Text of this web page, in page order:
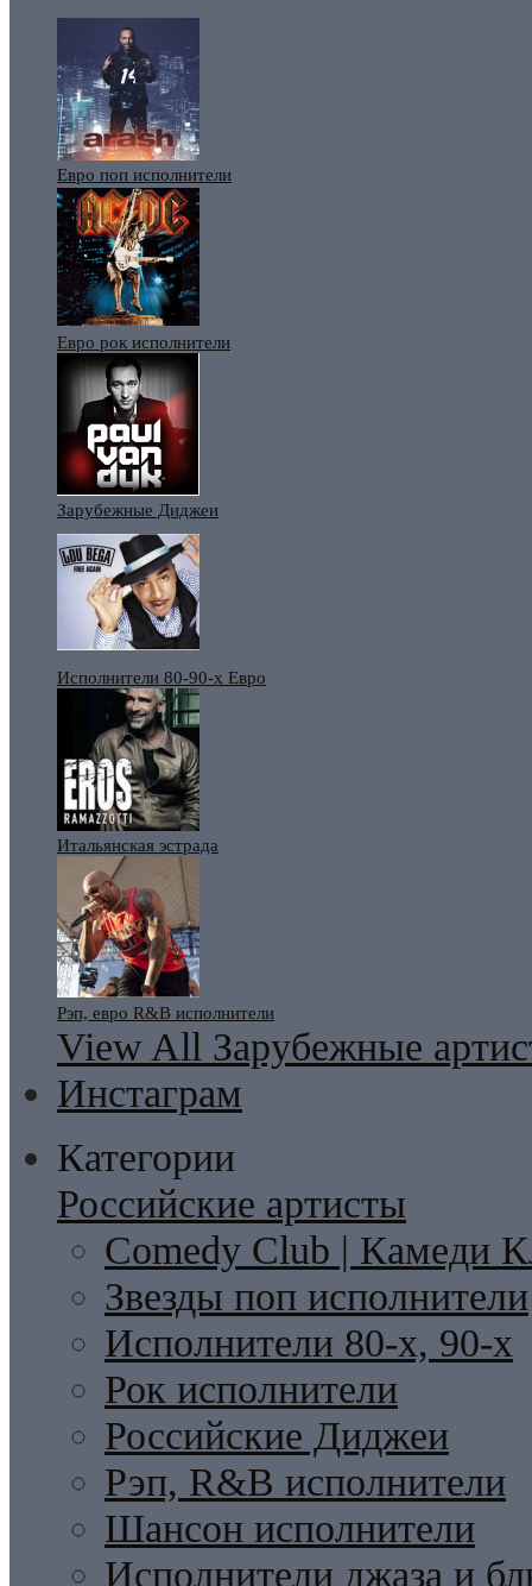
Евро поп исполнители
Евро рок исполнители
Зарубежные Диджеи
Исполнители 80-90-х Евро
Итальянская эстрада
Рэп, евро R&B исполнители
View All Зарубежные
Инстаграм
Категории
Российские артисты
Comedy Club | Камеди
Звезды поп исполнители
Исполнители 80-х, 90-х
Рок исполнители
Российские Диджеи
Рэп, R&B исполнители
Шансон исполнители
Исполнители джаза и